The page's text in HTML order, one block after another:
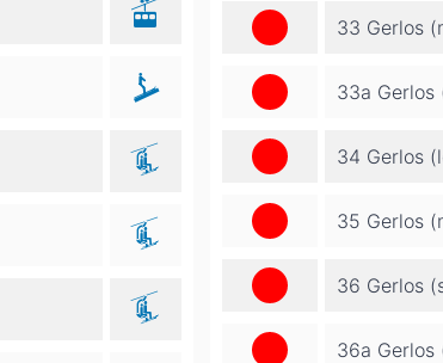
33 Gerlos
33a Gerlos
34 Gerlos
35 Gerlos
36 Gerlos
36a Gerlos